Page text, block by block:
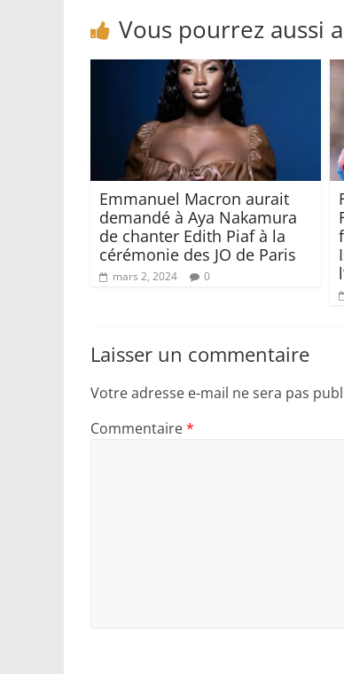
Vous pourrez aussi
Emmanuel Macron aurait
demandé à Aya Nakamura
de chanter Edith Piaf à la
cérémonie des JO de Paris
mars 2, 2024 0
Laisser un commentaire
Votre adresse e-mail ne sera pas
Commentaire*